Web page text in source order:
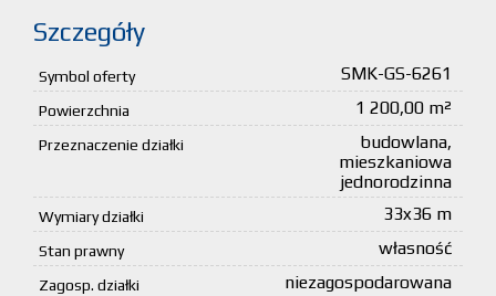
Szczegóły
Symbol oferty SMK-GS-6261
Powierzchnia 1 200,00 m²
Przeznaczenie działki
budowlana,
mieszkaniowa
jednorodzinna
Wymiary działki 33x36 m
Stan prawny własność
Zagosp. działki niezagospodarowana